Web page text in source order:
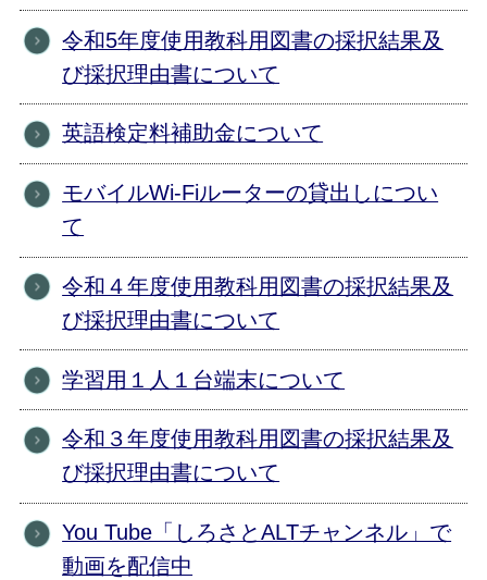
令和5年度使用教科用図書の採択結果及
び採択理由書について
英語検定料補助金について
モバイルWi-Fiルーターの貸出しについ
て
令和４年度使用教科用図書の採択結果及
び採択理由書について
学習用１人１台端末について
令和３年度使用教科用図書の採択結果及
び採択理由書について
You Tube「しろさとALTチャンネル」で
動画を配信中